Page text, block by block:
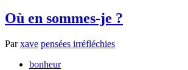
Où en sommes-je ?
Parxave pensées irréfléchies
bonheur